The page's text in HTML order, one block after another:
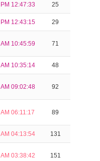
PM 12:47:33 25
PM 12:43:15 29
AM 10:45:59 71
AM 10:35:14 48
AM 09:02:48 92
AM 06:11:17 89
AM 04:13:54 131
AM 03:38:42 151